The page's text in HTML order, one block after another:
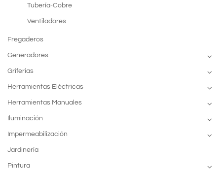
Tubería-Cobre
Ventiladores
Fregaderos
Generadores
Griferías
Herramientas Eléctricas
Herramientas Manuales
Iluminación
Impermeabilización
Jardinería
Pintura